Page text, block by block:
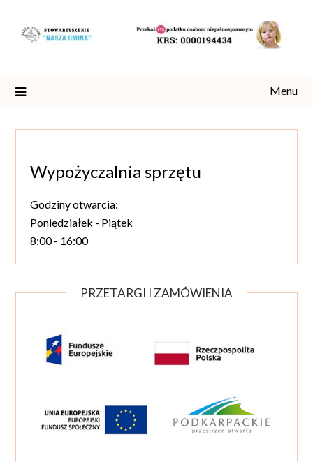
content
Menu
Wypożyczalnia sprzętu
Godziny otwarcia:
Poniedziałek - Piątek
8:00 - 16:00
PRZETARGI I ZAMÓWIENIA